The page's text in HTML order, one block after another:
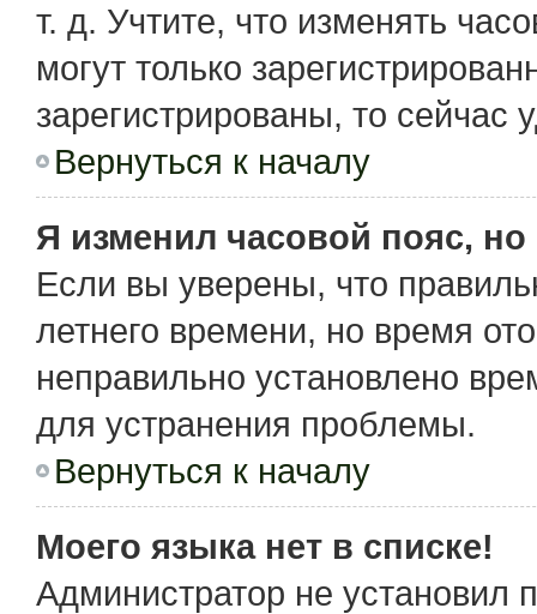
т. д. Учтите, что изменять
могут только
зарегистрированы, то сейчас
Вернуться к началу
Я изменил часовой пояс,
Если вы уверены, что
летнего времени, но время
неправильно установлено
для устранения проблемы.
Вернуться к началу
Моего языка нет в списке!
Администратор не установил